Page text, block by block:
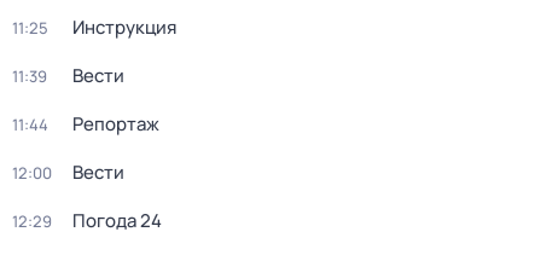
11:25 Инструкция
11:39 Вести
11:44 Репортаж
12:00 Вести
12:29 Погода 24